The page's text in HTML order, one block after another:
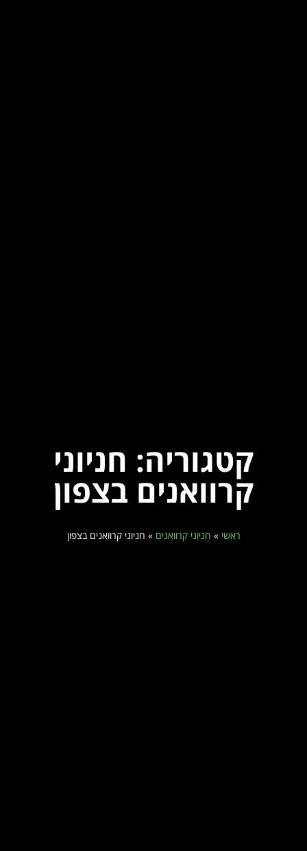
קטגוריה: חניוני
קרוואנים בצפון
ראשי » חניוני קרוואנים » חניוני קרוואנים בצפון